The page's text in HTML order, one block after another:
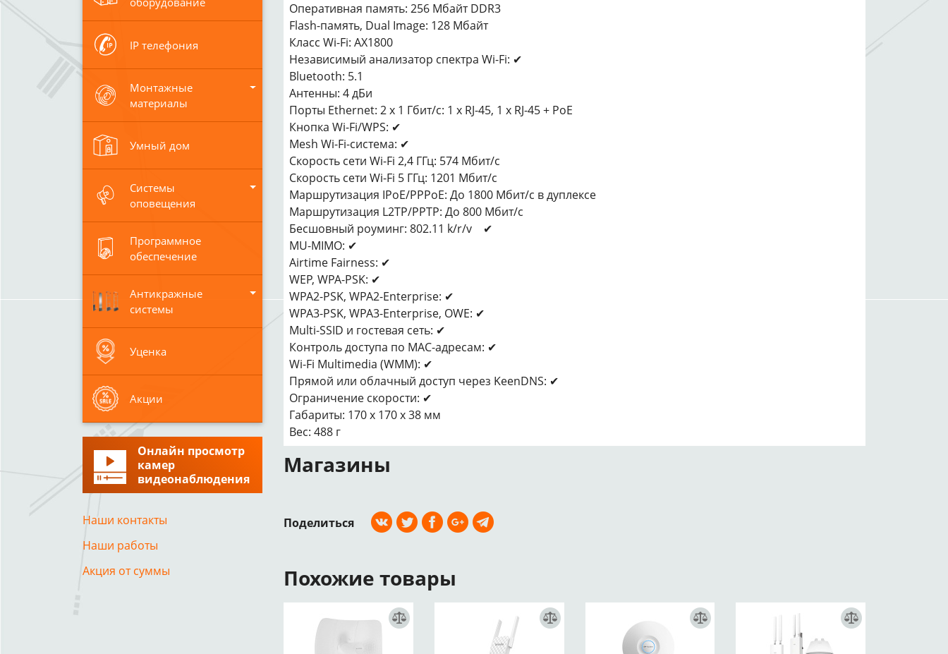
IP телефония
Монтажные
материалы
Умный дом
Системы
оповещения
Программное
обеспечение
Антикражные
системы
Уценка
Акции
Онлайн просмотр
камер
видеонаблюдения
Наши контакты
Наши работы
Акция от суммы
Оперативная память: 256 Мбайт DDR3
Flash-память, Dual Image: 128 Мбайт
Класс Wi-Fi: AX1800
Независимый анализатор спектра Wi-Fi: ✔
Bluetooth: 5.1
Антенны: 4 дБи
Порты Ethernet: 2 x 1 Гбит/с: 1 x RJ-45, 1 x RJ-45 + PoE
Кнопка Wi-Fi/WPS: ✔
Mesh Wi-Fi-система: ✔
Скорость сети Wi-Fi 2,4 ГГц: 574 Мбит/с
Скорость сети Wi-Fi 5 ГГц: 1201 Мбит/с
Маршрутизация IPoE/PPPoE: До 1800 Мбит/с в дуплексе
Маршрутизация L2TP/PPTP: До 800 Мбит/с
Бесшовный роуминг: 802.11 k/r/v ✔
MU-MIMO: ✔
Airtime Fairness: ✔
WEP, WPA-PSK: ✔
WPA2-PSK, WPA2-Enterprise: ✔
WPA3-PSK, WPA3-Enterprise, OWE: ✔
Multi-SSID и гостевая сеть: ✔
Контроль доступа по MAC-адресам: ✔
Wi-Fi Multimedia (WMM): ✔
Прямой или облачный доступ через KeenDNS: ✔
Ограничение скорости: ✔
Габариты: 170 x 170 x 38 мм
Вес: 488 г
Магазины
Поделиться
Похожие товары